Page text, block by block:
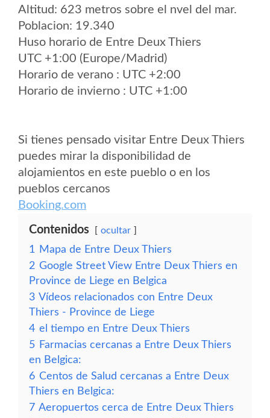
Altitud: 623 metros sobre el nvel del mar.
Poblacion: 19.340
Huso horario de Entre Deux Thiers
UTC +1:00 (Europe/Madrid)
Horario de verano : UTC +2:00
Horario de invierno : UTC +1:00
Si tienes pensado visitar Entre Deux Thiers
puedes mirar la disponibilidad de
alojamientos en este pueblo o en los
pueblos cercanos
Booking.com
Contenidos ocultar
1
Mapa de Entre Deux Thiers
2 Google Street View Entre Deux Thiers en
Province de Liege en Belgica
3 Vídeos relacionados con Entre Deux
Thiers - Province de Liege
4 el tiempo en Entre Deux Thiers
5 Farmacias cercanas a Entre Deux Thiers
en Belgica:
6 Centos de Salud cercanas a Entre Deux
Thiers en Belgica:
7 Aeropuertos cerca de Entre Deux Thiers